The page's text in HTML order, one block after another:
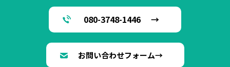
080-3748-1446 →
お問い合わせフォーム→